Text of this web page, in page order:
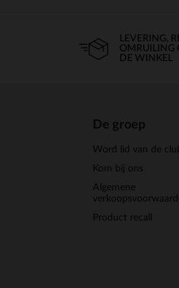
LEVERING,
OMRUILING
DE WINKEL
De groep
Word lid van de
Kom bij ons
Algemene
Product recall